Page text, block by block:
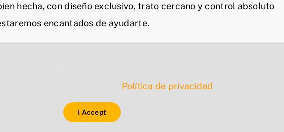
hecha, con diseño exclusivo, trato cercano y control absoluto
encantados de ayudarte.
Política de privacidad
I Accept